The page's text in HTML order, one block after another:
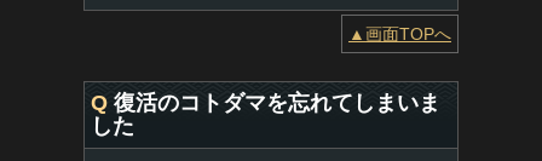
▲画面TOPへ
Q 復活のコトダマを忘れてしまいま
した